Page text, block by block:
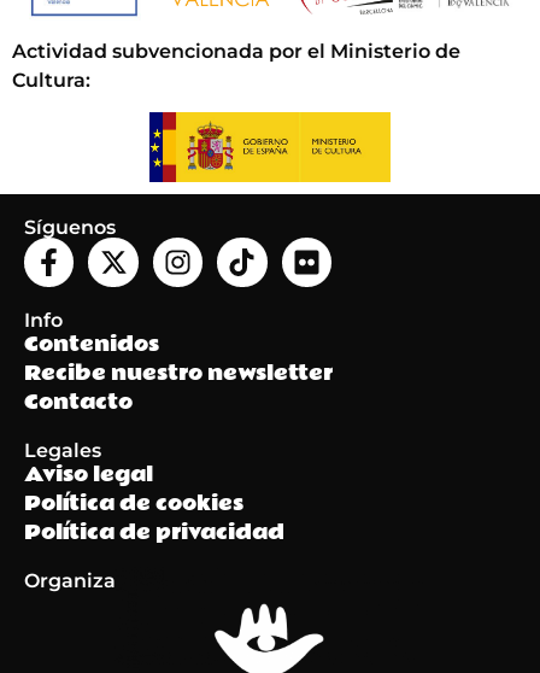
Actividad subvencionada por el Ministerio de
Cultura:
Síguenos
Info
Contenidos
Recibe nuestro newsletter
Contacto
Legales
Aviso legal
Política de cookies
Política de privacidad
Organiza